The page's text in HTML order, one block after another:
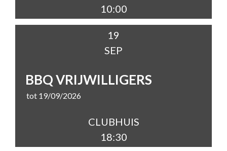
10:00
19
SEP
BBQ VRIJWILLIGERS
tot 19/09/2026
CLUBHUIS
18:30